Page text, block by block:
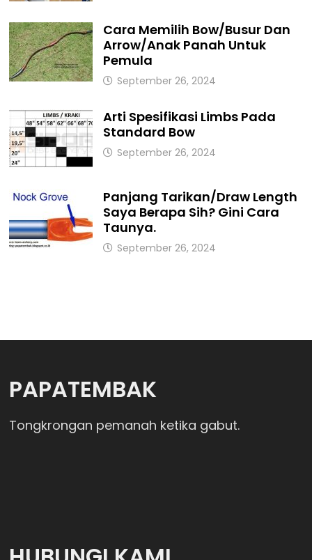
Cara Memilih Bow/Busur Dan
Arrow/Anak Panah Untuk
Pemula
September 26, 2024
Arti Spesifikasi Limbs Pada
Standard Bow
September 26, 2024
Panjang Tarikan/Draw Length
Saya Berapa Sih? Gini Cara
Taunya.
September 26, 2024
PAPATEMBAK
Tongkrongan pemanah ketika gabut.